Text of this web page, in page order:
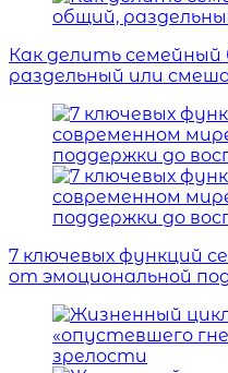
Как делить
раздельный или
7 ключевых функций
от эмоциональной